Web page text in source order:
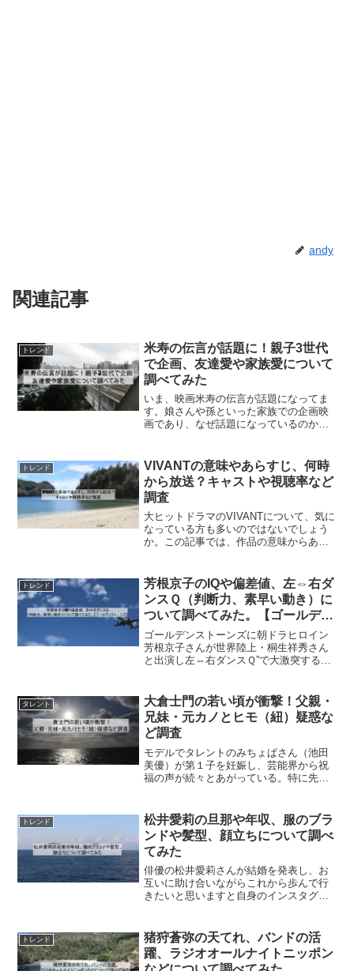
andy
関連記事
トレンド
米寿の伝言が話題に！親子3世代
で企画、友達愛や家族愛について
調べてみた
いま、映画米寿の伝言が話題になってま
す。娘さんや孫といった家族での企画映
画であり、なぜ話題になっているのか。
た後「私も楽しいことをやろう」と明る
い言葉が返ってきて行動...
トレンド
VIVANTの意味やあらすじ、何時
から放送？キャストや視聴率など
調査
大ヒットドラマのVIVANTについて、気に
なっている方も多いのではないでしょう
か。この記事では、作品の意味からあら
た。ドラマを見たことがない方でも、読
めばきっと本編が見...
トレンド
芳根京子のIQや偏差値、左⇔右ダ
ンスＱ（判断力、素早い動き）に
ついて調べてみた。【ゴールデン
ストーンズ】
ゴールデンストーンズに朝ドラヒロイン
芳根京子さんが世界陸上・桐生祥秀さん
と出演し左⇔右ダンスＱ”で大激突すると
ールデンストーンズに出演した経緯、判
断力や素早い動き（左...
タレント
大倉士門の若い頃が衝撃！父親・
兄妹・元カノとヒモ（紐）疑惑な
ど調査
モデルでタレントのみちょぱさん（池田
美優）が第１子を妊娠し、芸能界から祝
福の声が続々とあがっている。特に先輩
ーとかメッセージが届いたそうです。き
っと高校や大学といったお...
トレンド
松井愛莉の旦那や年収、服のブラ
ンドや髪型、顔立ちについて調べ
てみた
俳優の松井愛莉さんが結婚を発表し、お
互いに助け合いながらこれから歩んで行
きたいと思いますと自身のインスタグラ
顔立ちについて調べてみました。松井愛
莉のプロフィール氏名：松...
トレンド
猪狩蒼弥の天てれ、バンドの活
躍、ラジオオールナイトニッポン